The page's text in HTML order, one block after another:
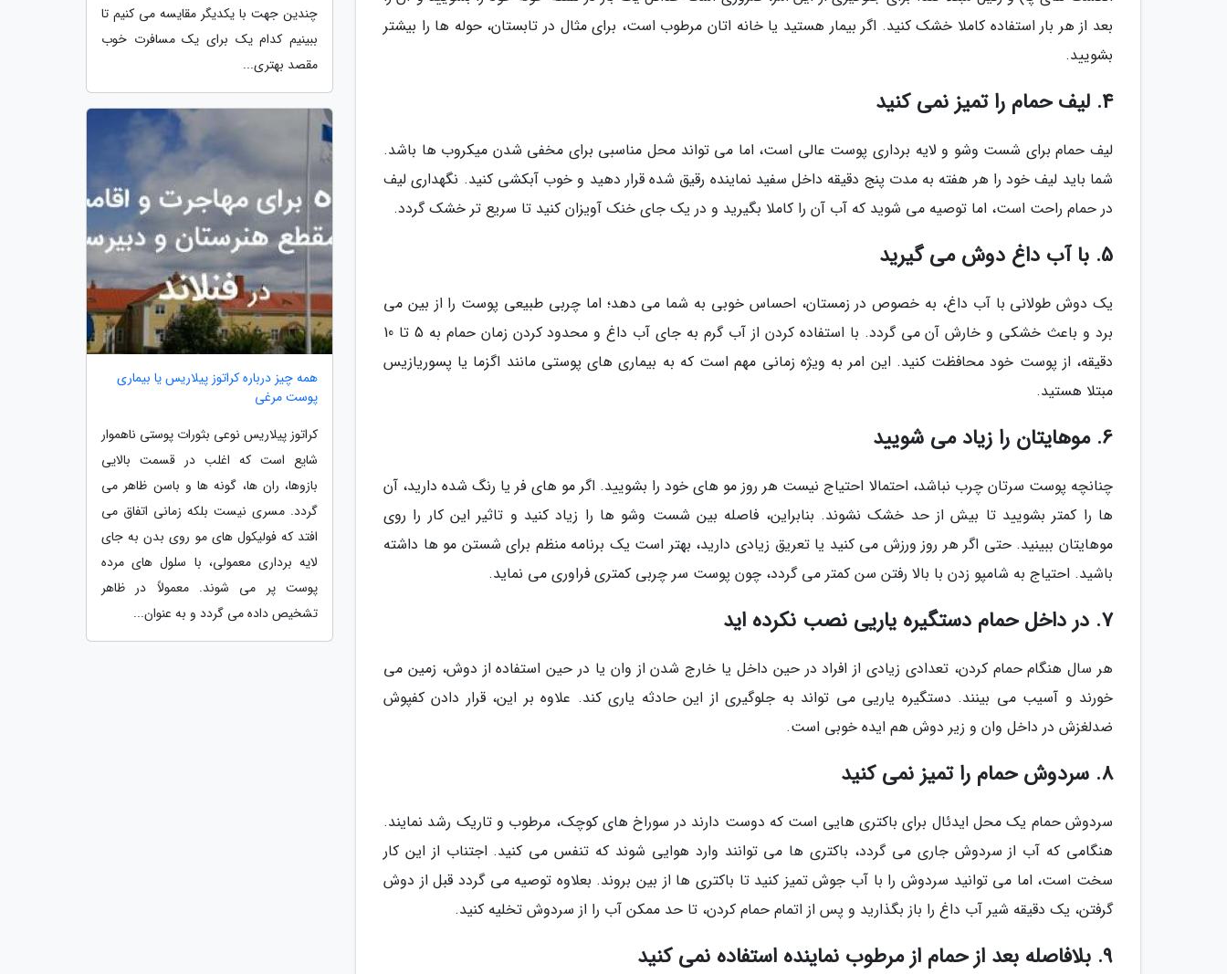
بعد از هر بار استفاده کاملا خشک کنید. اگر بیمار هستید یا خانه اتان مرطوب است، برای مثال در تابستان، حوله ها را بیشتر
بشویید.
4. لیف حمام را تمیز نمی کنید
لیف حمام برای شست وشو و لایه برداری پوست عالی است، اما می تواند محل مناسبی برای مخفی شدن میکروب ها باشد.
شما باید لیف خود را هر هفته به مدت پنج دقیقه داخل سفید نماینده رقیق شده قرار دهید و خوب آبکشی کنید. نگهداری لیف
در حمام راحت است، اما توصیه می شوید که آب آن را کاملا بگیرید و در یک جای خنک آویزان کنید تا سریع تر خشک گردد.
5. با آب داغ دوش می گیرید
یک دوش طولانی با آب داغ، به خصوص در زمستان، احساس خوبی به شما می دهد؛ اما چربی طبیعی پوست را از بین می
برد و باعث خشکی و خارش آن می گردد. با استفاده کردن از آب گرم به جای آب داغ و محدود کردن زمان حمام به 5 تا 10
دقیقه، از پوست خود محافظت کنید. این امر به ویژه زمانی مهم است که به بیماری های پوستی مانند اگزما یا پسوریازیس
مبتلا هستید.
6. موهایتان را زیاد می شویید
چنانچه پوست سرتان چرب نباشد، احتمالا احتیاج نیست هر روز مو های خود را بشویید. اگر مو های فر یا رنگ شده دارید، آن
ها را کمتر بشویید تا بیش از حد خشک نشوند. بنابراین، فاصله بین شست وشو ها را زیاد کنید و تاثیر این کار را روی
موهایتان ببینید. حتی اگر هر روز ورزش می کنید یا تعریق زیادی دارید، بهتر است یک برنامه منظم برای شستن مو ها داشته
باشید. احتیاج به شامپو زدن با بالا رفتن سن کمتر می گردد، چون پوست سر چربی کمتری فراوری می نماید.
7. در داخل حمام دستگیره یاریی نصب نکرده اید
هر سال هنگام حمام کردن، تعدادی زیادی از افراد در حین داخل یا خارج شدن از وان یا در حین استفاده از دوش، زمین می
خورند و آسیب می بینند. دستگیره یاریی می تواند به جلوگیری از این حادثه یاری کند. علاوه بر این، قرار دادن کفپوش
ضدلغزش در داخل وان و زیر دوش هم ایده خوبی است.
8. سردوش حمام را تمیز نمی کنید
سردوش حمام یک محل ایدئال برای باکتری هایی است که دوست دارند در سوراخ های کوچک، مرطوب و تاریک رشد نمایند.
هنگامی که آب از سردوش جاری می گردد، باکتری ها می توانند وارد هوایی شوند که تنفس می کنید. اجتناب از این کار
سخت است، اما می توانید سردوش را با آب جوش تمیز کنید تا باکتری ها از بین بروند. بعلاوه توصیه می گردد قبل از دوش
گرفتن، یک دقیقه شیر آب داغ را باز بگذارید و پس از اتمام حمام کردن، تا حد ممکن آب را از سردوش تخلیه کنید.
9. بلافاصله بعد از حمام از مرطوب نماینده استفاده نمی کنید
چندین جهت با یکدیگر مقایسه می کنیم تا
ببینیم کدام یک برای یک مسافرت خوب
مقصد بهتری...
همه چیز درباره کراتوز پیلاریس یا بیماری
پوست مرغی
کراتوز پیلاریس نوعی بثورات پوستی ناهموار
شایع است که اغلب در قسمت بالایی
بازوها، ران ها، گونه ها و باسن ظاهر می
گردد. مسری نیست بلکه زمانی اتفاق می
افتد که فولیکول های مو روی بدن به جای
لایه برداری معمولی، با سلول های مرده
پوست پر می شوند. معمولاً در ظاهر
تشخیص داده می گردد و به عنوان...